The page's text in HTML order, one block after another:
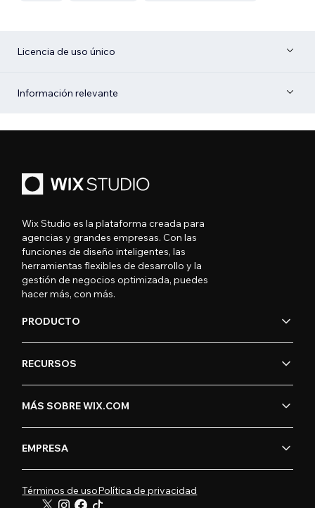
Licencia de uso único
Información relevante
Wix Studio es la plataforma creada para
agencias y grandes empresas. Con las
funciones de diseño inteligentes, las
herramientas flexibles de desarrollo y la
gestión de negocios optimizada, puedes
hacer más, con más.
PRODUCTO
RECURSOS
MÁS SOBRE WIX.COM
EMPRESA
Términos de usoPolítica de privacidad